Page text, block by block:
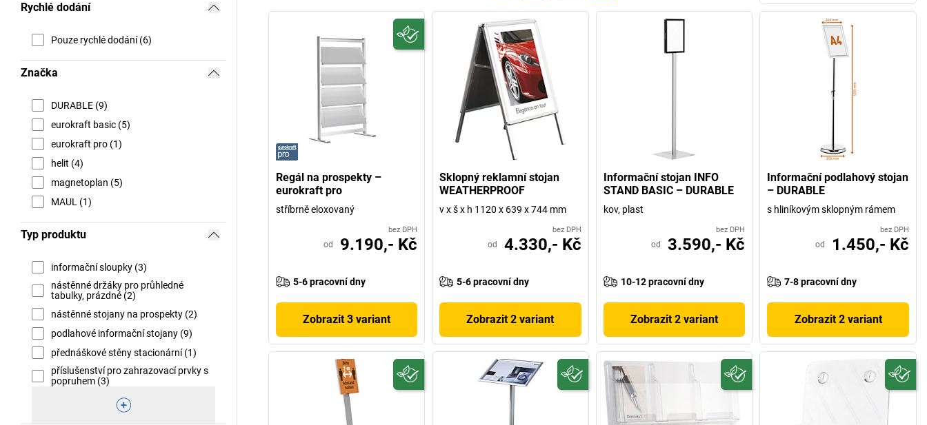
Rychlé dodání
Pouze rychlé dodání (6)
Značka
DURABLE (9)
eurokraft basic (5)
eurokraft pro (1)
helit (4)
magnetoplan (5)
MAUL (1)
Typ produktu
informační sloupky (3)
nástěnné držáky pro průhledné
tabulky, prázdné (2)
nástěnné stojany na prospekty (2)
podlahové informační stojany (9)
přednáškové stěny stacionární (1)
příslušenství pro zahrazovací prvky s
popruhem (3)
Regál na prospekty –
eurokraft pro
stříbrně eloxovaný
bez DPH
od 9.190,- Kč
5-6 pracovní dny
Zobrazit 3 variant
Sklopný reklamní stojan
WEATHERPROOF
v x š x h 1120 x 639 x 744 mm
bez DPH
od 4.330,- Kč
5-6 pracovní dny
Zobrazit 2 variant
Informační stojan INFO
STAND BASIC – DURABLE
kov, plast
bez DPH
od 3.590,- Kč
10-12 pracovní dny
Zobrazit 2 variant
Informační podlahový stojan
– DURABLE
s hliníkovým sklopným rámem
bez DPH
od 1.450,- Kč
7-8 pracovní dny
Zobrazit 2 variant